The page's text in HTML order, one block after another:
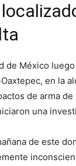
de México
en la
de arma
una
de este